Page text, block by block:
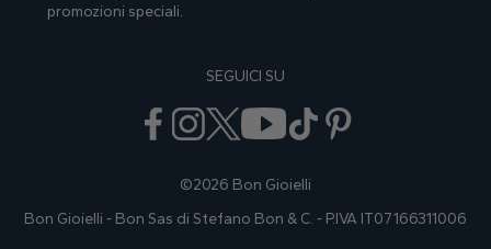
promozioni speciali.
SEGUICI SU
©2026 Bon Gioielli
Bon Gioielli - Bon Sas di Stefano Bon & C. - P.IVA IT07166311006